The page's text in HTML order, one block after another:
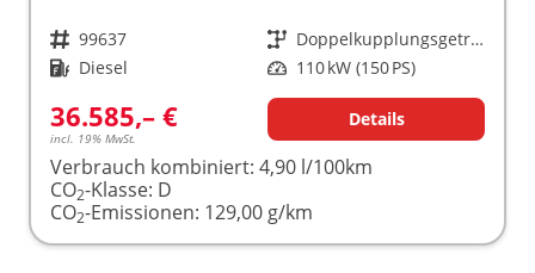
Fahrzeugnr. 99637 Getriebe
Doppelkupplungsgetriebe (DSG)
Kraftstoff Diesel Leistung 110 kW (150 PS)
36.585,– €
incl. 19% MwSt.
Details
Verbrauch kombiniert: 4,90 l/100km
CO2-Klasse: D
CO2-Emissionen: 129,00 g/km